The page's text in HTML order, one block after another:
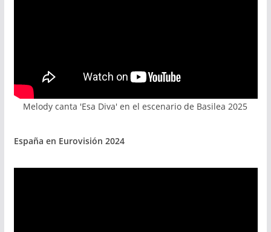
Melody canta 'Esa Diva' en el escenario de Basilea 2025
España en Eurovisión 2024